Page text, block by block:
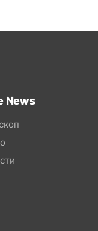
News